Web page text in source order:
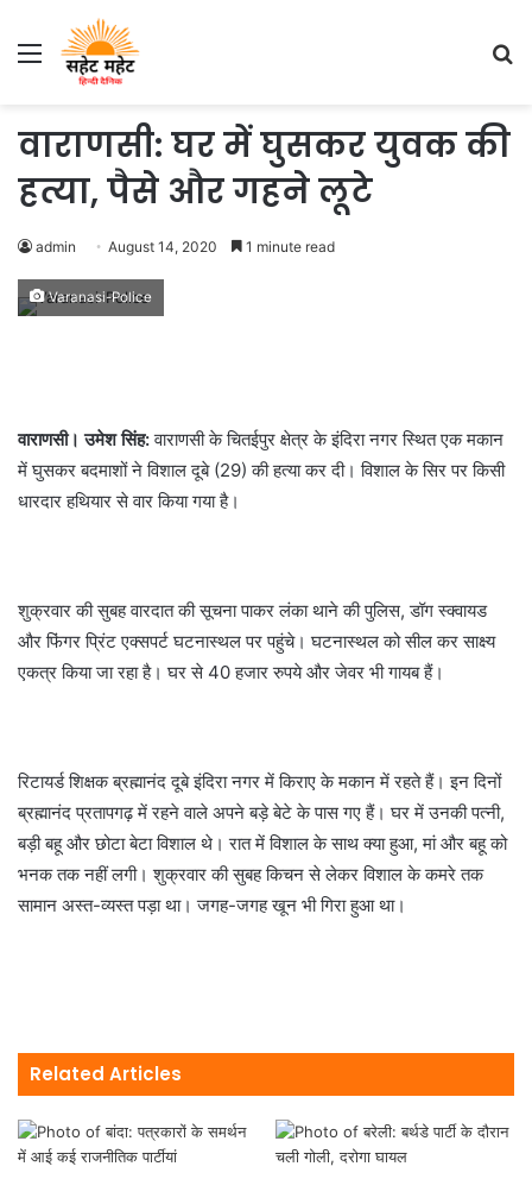
Menu
वाराणसी: घर में घुसकर युवक की
हत्या, पैसे और गहने लूटे
admin August 14, 2020 1 minute read
Varanasi-Police
वाराणसी। उमेश सिंह:वाराणसी के चितईपुर क्षेत्र के इंदिरा नगर स्थित एक मकान
में घुसकर बदमाशों ने विशाल दूबे (29) की हत्या कर दी। विशाल के सिर पर किसी
धारदार हथियार से वार किया गया है।
शुक्रवार की सुबह वारदात की सूचना पाकर लंका थाने की पुलिस, डॉग स्क्वायड
और फिंगर प्रिंट एक्सपर्ट घटनास्थल पर पहुंचे। घटनास्थल को सील कर साक्ष्य
एकत्र किया जा रहा है। घर से 40 हजार रुपये और जेवर भी गायब हैं।
रिटायर्ड शिक्षक ब्रह्मानंद दूबे इंदिरा नगर में किराए के मकान में रहते हैं। इन दिनों
ब्रह्मानंद प्रतापगढ़ में रहने वाले अपने बड़े बेटे के पास गए हैं। घर में उनकी पत्नी,
बड़ी बहू और छोटा बेटा विशाल थे। रात में विशाल के साथ क्या हुआ, मां और बहू को
भनक तक नहीं लगी। शुक्रवार की सुबह किचन से लेकर विशाल के कमरे तक
सामान अस्त-व्यस्त पड़ा था। जगह-जगह खून भी गिरा हुआ था।
Related Articles